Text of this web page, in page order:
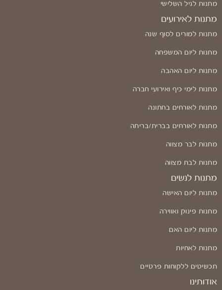
מתנות לגיל השלישי
מתנות לאירועים
מתנות למורים לסוף שנה
מתנות ליום המשפחה
מתנות ליום האהבה
מתנות לימי כיף ואירועי חברה
מתנות לאורחים בחתונה
מתנות לאורחים בברית/בריתה
מתנות לבר מצווה
מתנות לבת מצווה
מתנות לנשים
מתנות ליום האישה
מתנות פינוק ואווירה
מתנות ליום האם
מתנות לאחיות
תכשיטים ללקוחות פרטיים
אודותינו